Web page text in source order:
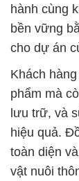
phẩm mà
lưu trữ, và
hiệu quả.
toàn diện
vật nuôi
phân bón,
chất khác.
Sự phát
ưu tiên